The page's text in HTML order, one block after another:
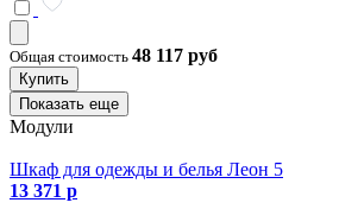
Общая стоимость 48 117 руб
Купить
Показать еще
Модули
Шкаф для одежды и белья Леон 5
13 371 р